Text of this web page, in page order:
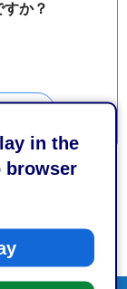
in the
browser
か？